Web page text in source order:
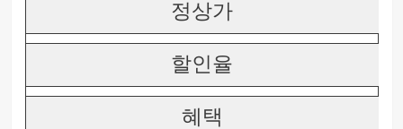
정상가
할인율
혜택